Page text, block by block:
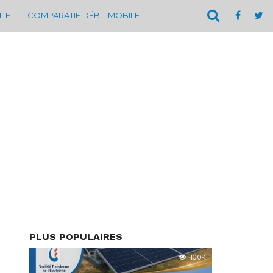
COMPARATIF DÉBIT MOBILE
PLUS POPULAIRES
10.0K